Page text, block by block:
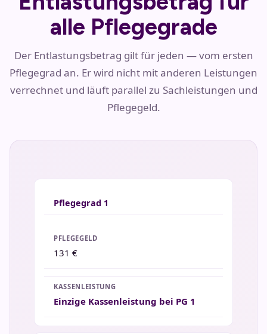
alle Pflegegrade
Der Entlastungsbetrag gilt für jeden — vom ersten
Pflegegrad an. Er wird nicht mit anderen Leistungen
verrechnet und läuft parallel zu Sachleistungen und
Pflegegeld.
Pflegegrad 1
131 €
Einzige Kassenleistung bei PG 1